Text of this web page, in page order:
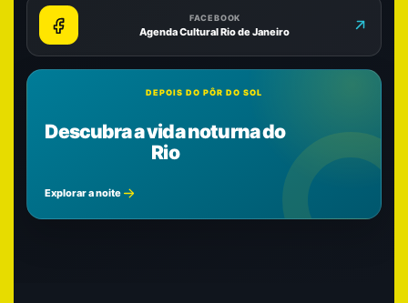
FACEBOOK
Agenda Cultural Rio de Janeiro
DEPOIS DO PÔR DO SOL
Descubra a vida noturna do
Rio
Explorar a noite